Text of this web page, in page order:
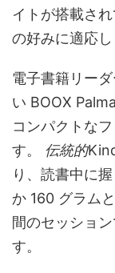
イトが搭載さ
の好みに適応し
電子書籍リー
い BOOX
コンパクトな
す。 伝統的
り、読書中に
か 160 グラム
間のセッショ
す。